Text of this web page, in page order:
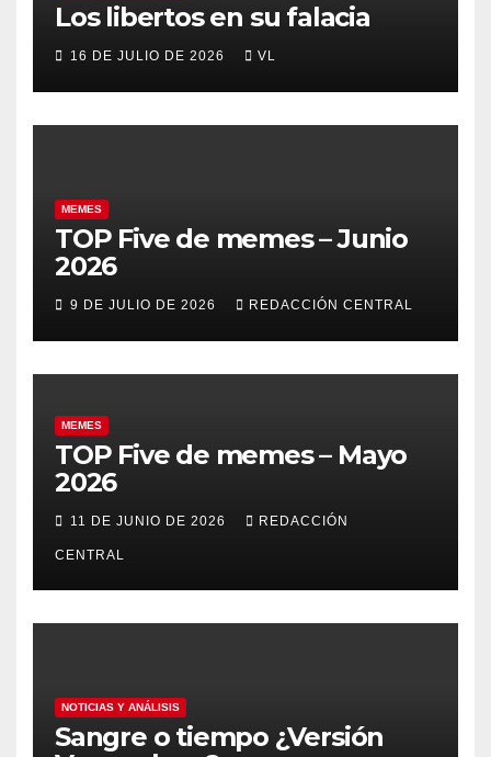
Los libertos en su falacia
16 DE JULIO DE 2026 VL
MEMES
TOP Five de memes – Junio
2026
9 DE JULIO DE 2026 REDACCIÓN CENTRAL
MEMES
TOP Five de memes – Mayo
2026
11 DE JUNIO DE 2026 REDACCIÓN
CENTRAL
NOTICIAS Y ANÁLISIS
Sangre o tiempo ¿Versión